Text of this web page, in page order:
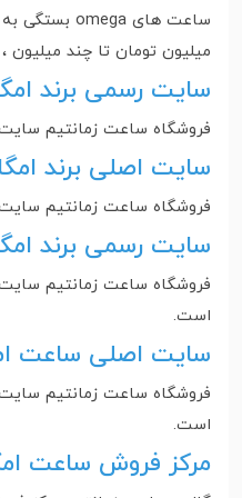
میلیون تومان تا چند میلیون
سایت رسمی برند
فروشگاه ساعت زمانتیم
سایت اصلی برند
فروشگاه ساعت زمانتیم
سایت رسمی برند
فروشگاه ساعت زمانتیم سایت
است‌.
سایت اصلی ساعت
فروشگاه ساعت زمانتیم
است‌.
مرکز فروش ساعت